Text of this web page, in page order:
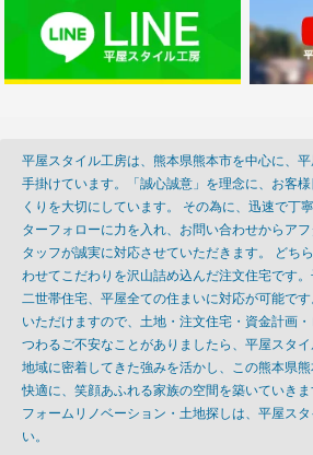
平屋スタイル工房は、熊本県熊本市を中心に、
手掛けています。「誠心誠意」を理念に、お客
くりを大切にしています。 その為に、迅速で丁
ターフォローに力を入れ、お問い合わせからア
タッフが誠実に対応させていただきます。 どち
わせてこだわりを沢山詰め込んだ注文住宅です。
二世帯住宅、平屋全ての住まいに対応が可能で
いただけますので、土地・注文住宅・資金計画
つわるご不安なことがありましたら、平屋スタイ
地域に密着してきた強みを活かし、この熊本県
快適に、笑顔あふれる家族の空間を築いていき
フォームリノベーション・土地探しは、平屋ス
い。